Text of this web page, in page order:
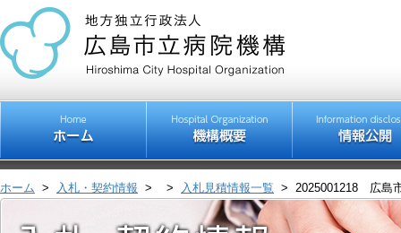
ホーム > 入札・契約情報 > > 入札見積情報一覧 > 2025001218 広島